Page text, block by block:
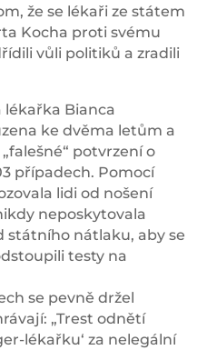
že se lékaři ze státem
Kocha proti svému
vůli politiků a zradili
Bianca
ke dvěma letům a
potvrzení o
případech. Pomocí
lidi od nošení
neposkytovala
státního nátlaku, aby se
testy na
se pevně držel
„Trest odnětí
lékařku‘ za nelegální